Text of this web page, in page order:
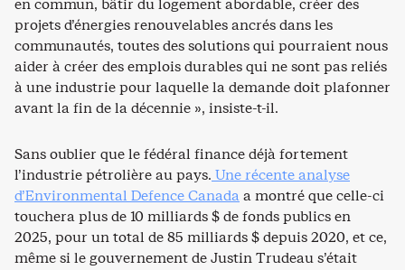
en commun, bâtir du logement abordable, créer des
projets d’énergies renouvelables ancrés dans les
communautés, toutes des solutions qui pourraient nous
aider à créer des emplois durables qui ne sont pas reliés
à une industrie pour laquelle la demande doit plafonner
avant la fin de la décennie », insiste-t-il.
Sans oublier que le fédéral finance déjà fortement
l’industrie pétrolière au pays. Une récente analyse
d’Environmental Defence Canadaa montré que celle-ci
touchera plus de 10 milliards $ de fonds publics en
2025, pour un total de 85 milliards $ depuis 2020, et ce,
même si le gouvernement de Justin Trudeau s’était